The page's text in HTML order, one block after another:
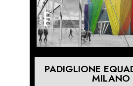
PADIGLIONE
MILANO